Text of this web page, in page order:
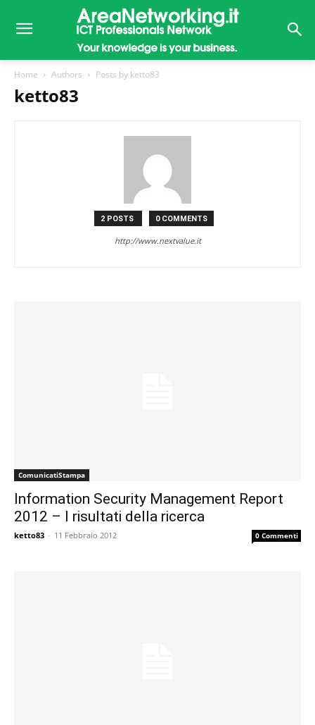
Home Authors Posts by ketto83
ketto83
2 POSTS 0 COMMENTS
http://www.nextvalue.it
ComunicatiStampa
Information Security Management Report
2012 – I risultati della ricerca
ketto83 - 11 Febbraio 2012 0 Commenti